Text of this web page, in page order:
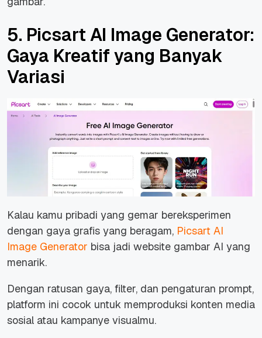
5. Picsart AI Image Generator:
Gaya Kreatif yang Banyak
Variasi
Kalau kamu pribadi yang gemar bereksperimen
dengan gaya grafis yang beragam, Picsart AI
Image Generator bisa jadi website gambar AI yang
menarik.
Dengan ratusan gaya, filter, dan pengaturan prompt,
platform ini cocok untuk memproduksi konten media
sosial atau kampanye visualmu.